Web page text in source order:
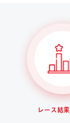
レース結果